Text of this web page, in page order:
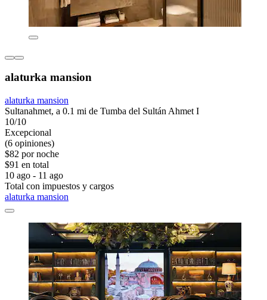
alaturka mansion
alaturka mansion
Sultanahmet, a 0.1 mi de Tumba del Sultán Ahmet I
10/10
Excepcional
(6 opiniones)
$82 por noche
$91 en total
10 ago - 11 ago
Total con impuestos y cargos
alaturka mansion